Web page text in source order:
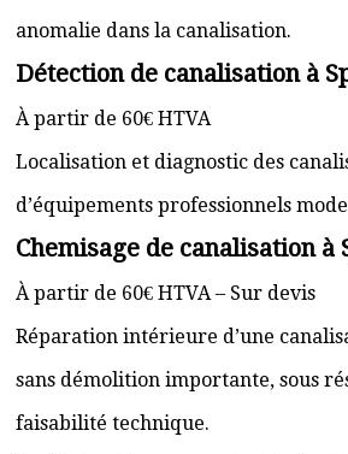
anomalie dans la canalisation.
Détection de canalisation à
À partir de 60€ HTVA
Localisation et diagnostic des
d’équipements professionnels
Chemisage de canalisation à
À partir de 60€ HTVA – Sur devis
Réparation intérieure d’une
sans démolition importante, sous
faisabilité technique.